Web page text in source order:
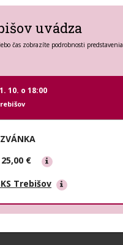
uvádza
čas zobrazíte podrobnosti predstavenia
10. o 18:00
€
Trebišov